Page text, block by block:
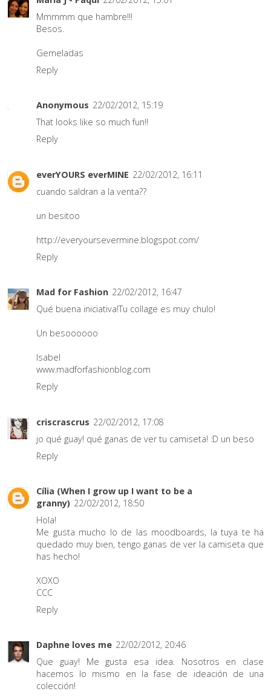
Mmmmm que hambre!!!
Besos.
Gemeladas
Reply
Anonymous 22/02/2012, 15:19
That looks like so much fun!!
Reply
everYOURS everMINE 22/02/2012, 16:11
cuando saldran a la venta??
un besitoo
http://everyoursevermine.blogspot.com/
Reply
Mad for Fashion 22/02/2012, 16:47
Qué buena iniciativa!Tu collage es muy chulo!
Un besoooooo
Isabel
www.madforfashionblog.com
Reply
criscrascrus 22/02/2012, 17:08
jo qué guay! qué ganas de ver tu camiseta! :D un beso
Reply
Cília (When I grow up I want to be a
granny) 22/02/2012, 18:50
Hola!
Me gusta mucho lo de las moodboards, la tuya te ha
quedado muy bien, tengo ganas de ver la camiseta que
has hecho!
XOXO
CCC
Reply
Daphne loves me 22/02/2012, 20:46
Que guay! Me gusta esa idea. Nosotros en clase
hacemos lo mismo en la fase de ideación de una
colección!